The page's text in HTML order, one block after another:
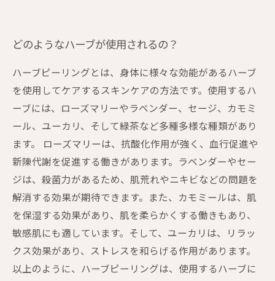
どのようなハーブが使用されるの？
ハーブピーリングとは、身体に様々な効能があるハーブ
を使用してケアするスキンケアの方法です。使用するハ
ーブには、ローズマリーやラベンダー、セージ、カモミ
ール、ユーカリ、そして緑茶など多種多様な種類があり
ます。 ローズマリーは、抗酸化作用が強く、血行促進や
新陳代謝を促進する働きがあります。ラベンダーやセー
ジは、殺菌力があるため、肌荒れやニキビなどの問題を
解消する効果が期待できます。また、カモミールは、肌
を保湿する効果があり、肌を柔らかくする働きもあり、
敏感肌にも適しています。そして、ユーカリは、リラッ
クス効果があり、ストレスを和らげる作用があります。
以上のように、ハーブピーリングは、使用するハーブに